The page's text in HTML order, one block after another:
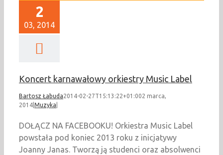
2
03, 2014
Koncert karnawałowy orkiestry Music Label
Bartosz Łabuda2014-02-27T15:13:22+01:002 marca,
2014 Muzyka
DOŁĄCZ NA FACEBOOKU! Orkiestra Music Label
powstała pod koniec 2013 roku z inicjatywy
Joanny Janas. Tworzą ją studenci oraz absolwenci